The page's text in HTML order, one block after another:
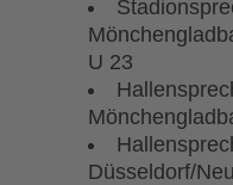
U 23
Düsseldorf/